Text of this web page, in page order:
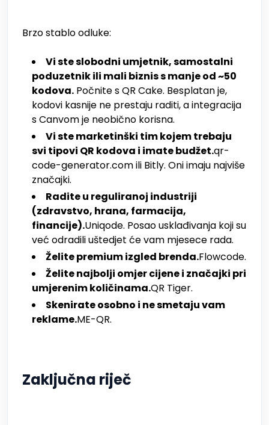
Brzo stablo odluke:
Vi ste slobodni umjetnik, samostalni
poduzetnik ili mali biznis s manje od ~50
kodova. Počnite s QR Cake. Besplatan je,
kodovi kasnije ne prestaju raditi, a integracija
s Canvom je neobično korisna.
Vi ste marketinški tim kojem trebaju
svi tipovi QR kodova i imate budžet.qr-
code-generator.com ili Bitly. Oni imaju najviše
značajki.
Radite u reguliranoj industriji
(zdravstvo, hrana, farmacija,
financije).Uniqode. Posao usklađivanja koji su
već odradili uštedjet će vam mjesece rada.
Želite premium izgled brenda.Flowcode.
Želite najbolji omjer cijene i značajki pri
umjerenim količinama.QR Tiger.
Skenirate osobno i ne smetaju vam
reklame.ME-QR.
Zaključna riječ